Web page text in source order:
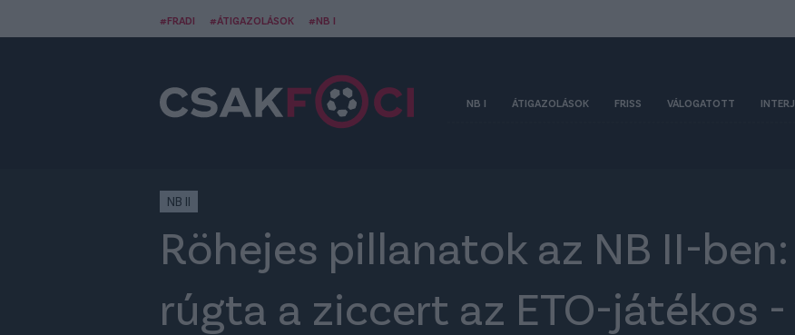
#FRADI #ÁTIGAZOLÁSOK #NB I
NB I ÁTIGAZOLÁSOK FRISS VÁLOGATOTT
NB II
Röhejes pillanatok az NB II-
rúgta a ziccert az ETO-játékos